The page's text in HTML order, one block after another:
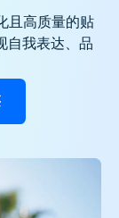
且高质量的贴
自我表达、品